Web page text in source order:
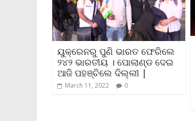
ୟୁକ୍ରେନରୁ ପୁଣି ଭାରତ ଫେରିଲେ
୨୪୨ ଭାରତୀୟ । ପୋଲାଣ୍ଡ ଦେଇ
ଆଜି ପହଞ୍ଚିଲେ ଦିଲ୍ଲୀ |
March 11, 2022 0